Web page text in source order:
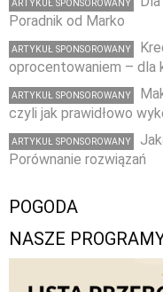
ARTYKUŁ SPONSOROWANY
Poradnik od Marko
ARTYKUŁ SPONSOROWANY
oprocentowaniem – dla
ARTYKUŁ SPONSOROWANY
czyli jak prawidłowo
ARTYKUŁ SPONSOROWANY
Porównanie rozwiązań
POGODA
NASZE